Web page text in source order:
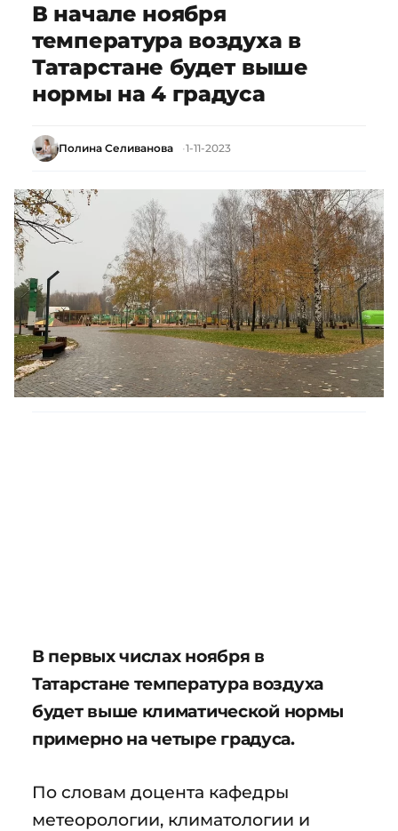
В начале ноября
температура воздуха в
Татарстане будет выше
нормы на 4 градуса
Полина Селиванова 1-11-2023
В первых числах ноября в
Татарстане температура воздуха
будет выше климатической нормы
примерно на четыре градуса.
По словам доцента кафедры
метеорологии, климатологии и